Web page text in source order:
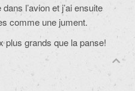
l’avion et j’ai ensuite
comme une jument.
plus grands que la panse!